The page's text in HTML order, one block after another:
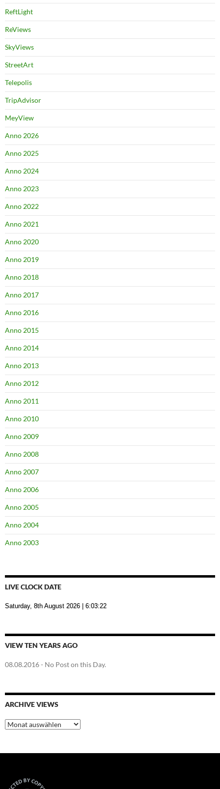
ReftLight
ReViews
SkyViews
StreetArt
Telepolis
TripAdvisor
MeyView
Anno 2026
Anno 2025
Anno 2024
Anno 2023
Anno 2022
Anno 2021
Anno 2020
Anno 2019
Anno 2018
Anno 2017
Anno 2016
Anno 2015
Anno 2014
Anno 2013
Anno 2012
Anno 2011
Anno 2010
Anno 2009
Anno 2008
Anno 2007
Anno 2006
Anno 2005
Anno 2004
Anno 2003
LIVE CLOCK DATE
Saturday, 8th August 2026 | 6:03:23
VIEW TEN YEARS AGO
08.08.2016- No Post on this Day.
ARCHIVE VIEWS
Archive
Views